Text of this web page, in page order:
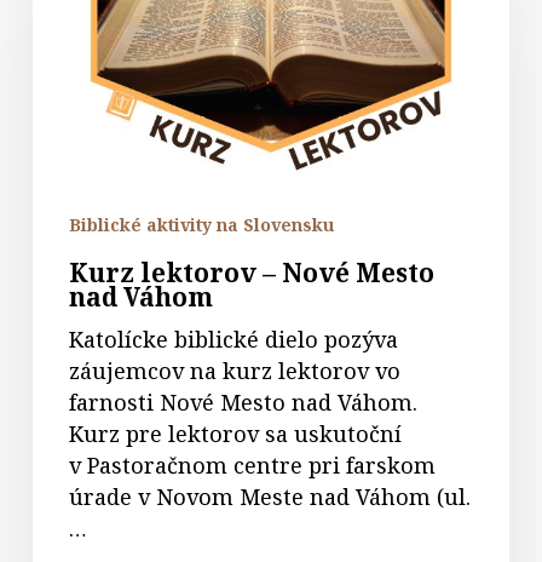
Váhom
Biblické aktivity na Slovensku
Kurz lektorov – Nové Mesto
nad Váhom
Katolícke biblické dielo pozýva
záujemcov na kurz lektorov vo
farnosti Nové Mesto nad Váhom.
Kurz pre lektorov sa uskutoční
v Pastoračnom centre pri farskom
úrade v Novom Meste nad Váhom (ul.
…